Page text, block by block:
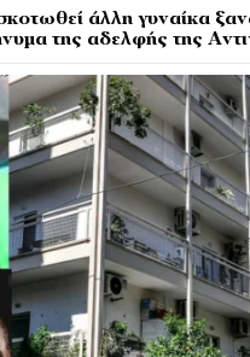
άλλη γυναίκα
της αδελφής της